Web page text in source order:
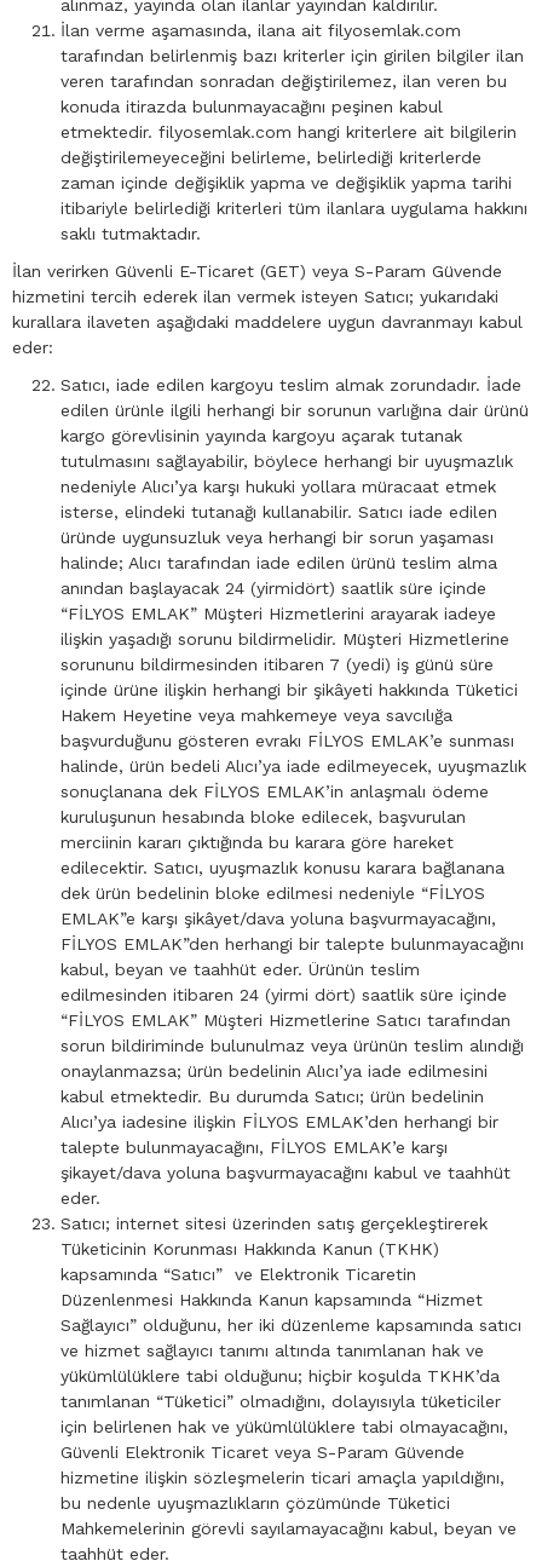
alınmaz, yayında olan ilanlar yayından kaldırılır.
İlan verme aşamasında, ilana ait filyosemlak.com
tarafından belirlenmiş bazı kriterler için girilen bilgiler ilan
veren tarafından sonradan değiştirilemez, ilan veren bu
konuda itirazda bulunmayacağını peşinen kabul
etmektedir. filyosemlak.com hangi kriterlere ait bilgilerin
değiştirilemeyeceğini belirleme, belirlediği kriterlerde
zaman içinde değişiklik yapma ve değişiklik yapma tarihi
itibariyle belirlediği kriterleri tüm ilanlara uygulama hakkını
saklı tutmaktadır.
İlan verirken Güvenli E-Ticaret (GET) veya S-Param Güvende
hizmetini tercih ederek ilan vermek isteyen Satıcı; yukarıdaki
kurallara ilaveten aşağıdaki maddelere uygun davranmayı kabul
eder:
Satıcı, iade edilen kargoyu teslim almak zorundadır. İade
edilen ürünle ilgili herhangi bir sorunun varlığına dair ürünü
kargo görevlisinin yayında kargoyu açarak tutanak
tutulmasını sağlayabilir, böylece herhangi bir uyuşmazlık
nedeniyle Alıcı’ya karşı hukuki yollara müracaat etmek
isterse, elindeki tutanağı kullanabilir. Satıcı iade edilen
üründe uygunsuzluk veya herhangi bir sorun yaşaması
halinde; Alıcı tarafından iade edilen ürünü teslim alma
anından başlayacak 24 (yirmidört) saatlik süre içinde
“FİLYOS EMLAK” Müşteri Hizmetlerini arayarak iadeye
ilişkin yaşadığı sorunu bildirmelidir. Müşteri Hizmetlerine
sorununu bildirmesinden itibaren 7 (yedi) iş günü süre
içinde ürüne ilişkin herhangi bir şikâyeti hakkında Tüketici
Hakem Heyetine veya mahkemeye veya savcılığa
başvurduğunu gösteren evrakı FİLYOS EMLAK’e sunması
halinde, ürün bedeli Alıcı’ya iade edilmeyecek, uyuşmazlık
sonuçlanana dek FİLYOS EMLAK’in anlaşmalı ödeme
kuruluşunun hesabında bloke edilecek, başvurulan
merciinin kararı çıktığında bu karara göre hareket
edilecektir. Satıcı, uyuşmazlık konusu karara bağlanana
dek ürün bedelinin bloke edilmesi nedeniyle “FİLYOS
EMLAK”e karşı şikâyet/dava yoluna başvurmayacağını,
FİLYOS EMLAK”den herhangi bir talepte bulunmayacağını
kabul, beyan ve taahhüt eder. Ürünün teslim
edilmesinden itibaren 24 (yirmi dört) saatlik süre içinde
“FİLYOS EMLAK” Müşteri Hizmetlerine Satıcı tarafından
sorun bildiriminde bulunulmaz veya ürünün teslim alındığı
onaylanmazsa; ürün bedelinin Alıcı’ya iade edilmesini
kabul etmektedir. Bu durumda Satıcı; ürün bedelinin
Alıcı’ya iadesine ilişkin FİLYOS EMLAK’den herhangi bir
talepte bulunmayacağını, FİLYOS EMLAK’e karşı
şikayet/dava yoluna başvurmayacağını kabul ve taahhüt
eder.
Satıcı; internet sitesi üzerinden satış gerçekleştirerek
Tüketicinin Korunması Hakkında Kanun (TKHK)
kapsamında “Satıcı” ve Elektronik Ticaretin
Düzenlenmesi Hakkında Kanun kapsamında “Hizmet
Sağlayıcı” olduğunu, her iki düzenleme kapsamında satıcı
ve hizmet sağlayıcı tanımı altında tanımlanan hak ve
yükümlülüklere tabi olduğunu; hiçbir koşulda TKHK’da
tanımlanan “Tüketici” olmadığını, dolayısıyla tüketiciler
için belirlenen hak ve yükümlülüklere tabi olmayacağını,
Güvenli Elektronik Ticaret veya S-Param Güvende
hizmetine ilişkin sözleşmelerin ticari amaçla yapıldığını,
bu nedenle uyuşmazlıkların çözümünde Tüketici
Mahkemelerinin görevli sayılamayacağını kabul, beyan ve
taahhüt eder.